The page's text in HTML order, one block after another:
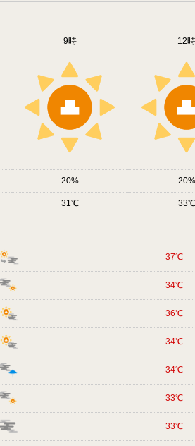
9時 12時
20 20
31 33
37
34
36
34
34
33
33